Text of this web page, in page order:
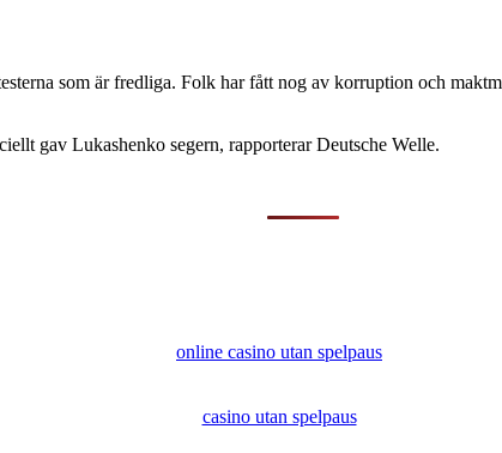
som är fredliga. Folk har fått nog av korruption och
gav Lukashenko segern, rapporterar Deutsche Welle.
online casino utan spelpaus
casino utan spelpaus